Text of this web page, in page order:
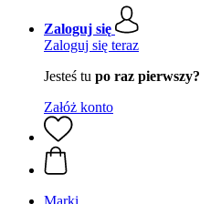
Zaloguj się
Zaloguj się teraz
Jesteś tu po raz pierwszy?
Załóż konto
Marki